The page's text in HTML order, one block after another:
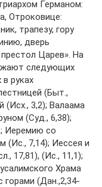
Германом:
Отроковице:
трапезу, гору
дверь
Царев». На
следующих
руках
(Быт.,
(Исх., 3,2); Валаама
(Суд., 6,38);
Иеремию со
(Ис., 7,14); Иессея и
17,81), (Ис., 11,1);
Храма
горами (Дан.,2,34-